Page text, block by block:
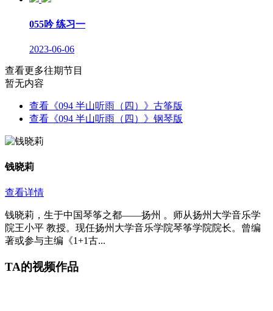
055吟 练习一
2023-06-06
查看更多往期节目
暂无内容
查看《094 半山听雨（四）》古筝版
查看《094 半山听雨（四）》钢琴版
钱晓莉
查看详情
钱晓莉，生于中国琴筝之都——扬州 。师从扬州大学音乐学
院王小平 教授。现任扬州大学音乐学院琴筝学院院长。曾编
著或参与主编《1+1古...
TA的视频作品